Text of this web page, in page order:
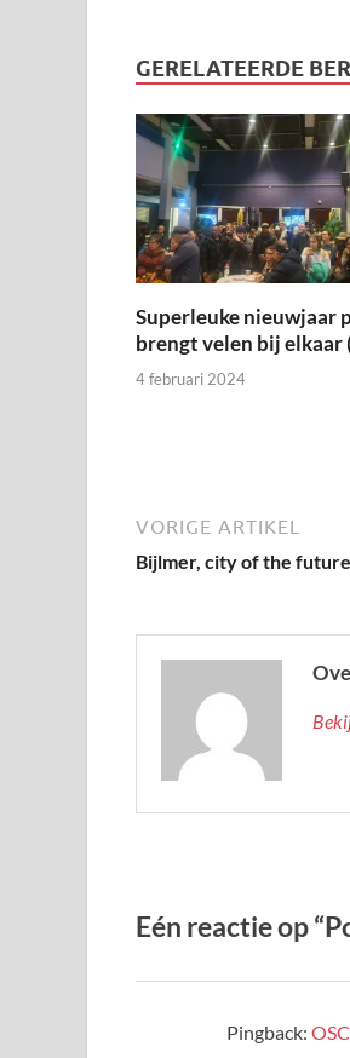
GERELATEERDE
Superleuke nieuwjaar
brengt velen bij elkaar
4 februari 2024
VORIGE ARTIKEL
Bijlmer, city of the
Eén reactie op
Pingback: